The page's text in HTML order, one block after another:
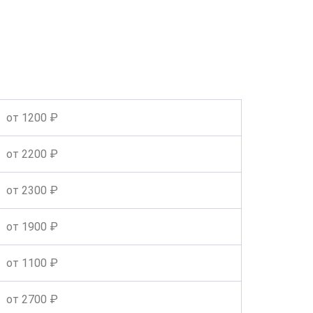
от 1200 ₽
от 2200 ₽
от 2300 ₽
от 1900 ₽
от 1100 ₽
от 2700 ₽